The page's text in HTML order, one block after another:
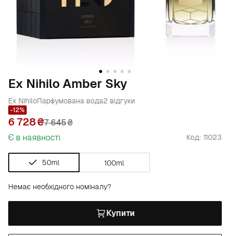
Ex Nihilo Amber Sky
Ex NihiloПарфумована вода2 відгуки
-12%
6 728 7 645₴
Є в наявності
Код: 11023
50ml 100ml
Немає необхідного номіналу?
Купити